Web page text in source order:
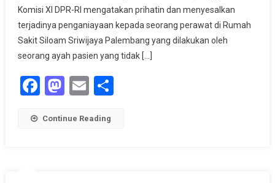
Di
Palembang
Komisi XI DPR-RI mengatakan prihatin dan menyesalkan
terjadinya penganiayaan kepada seorang perawat di Rumah
Sakit Siloam Sriwijaya Palembang yang dilakukan oleh
seorang ayah pasien yang tidak […]
Facebook
Mastodon
EmailShare
Continue Reading